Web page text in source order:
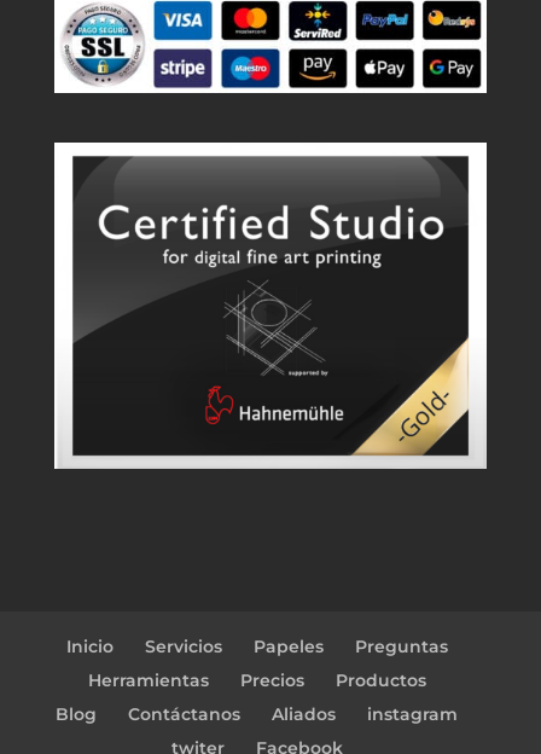
Inicio Servicios Papeles
Preguntas
Herramientas
Precios
Productos
Blog
Contáctanos Aliados
instagram
twiter
Facebook